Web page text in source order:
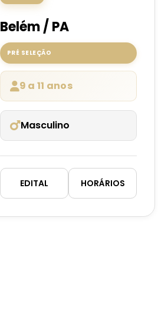
Belém / PA
PRÉ SELEÇÃO
9 a 11 anos
Masculino
EDITAL HORÁRIOS